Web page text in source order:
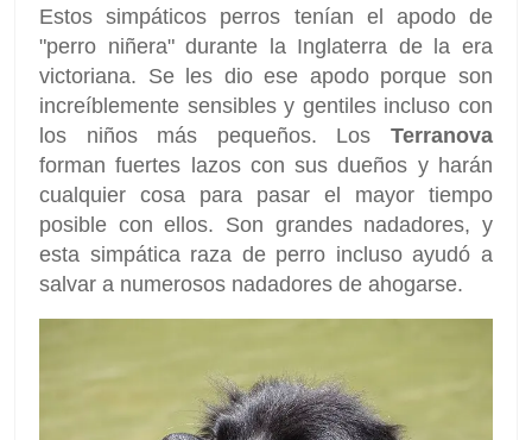
Estos simpáticos perros tenían el apodo de
"perro niñera" durante la Inglaterra de la era
victoriana. Se les dio ese apodo porque son
increíblemente sensibles y gentiles incluso con
los niños más pequeños. Los Terranova
forman fuertes lazos con sus dueños y harán
cualquier cosa para pasar el mayor tiempo
posible con ellos. Son grandes nadadores, y
esta simpática raza de perro incluso ayudó a
salvar a numerosos nadadores de ahogarse.